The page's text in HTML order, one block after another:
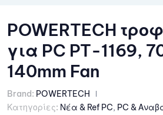
POWERTECH
για PC PT-1169,
140mm Fan
Brand: POWERTECH
Κατηγορίες: Νέα & Ref PC, PC &